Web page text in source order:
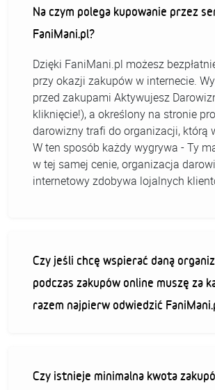
Na czym polega kupowanie przez
FaniMani.pl?
Dzięki FaniMani.pl możesz
przy okazji zakupów w internecie.
przed zakupami Aktywujesz
kliknięcie!), a określony na stronie
darowizny trafi do organizacji, którą
W ten sposób każdy wygrywa - Ty
w tej samej cenie, organizacja
internetowy zdobywa lojalnych
Czy jeśli chcę wspierać daną
podczas zakupów online muszę za
razem najpierw odwiedzić
Czy istnieje minimalna kwota